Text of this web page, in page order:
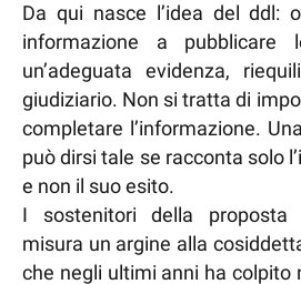
Da qui nasce l’idea del ddl:
informazione a pubblicare
un’adeguata evidenza,
giudiziario. Non si tratta di
completare l’informazione.
può dirsi tale se racconta solo
e non il suo esito.
I sostenitori della proposta
misura un argine alla
che negli ultimi anni ha colpito